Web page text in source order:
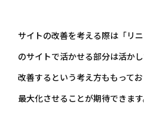
サイトの改善を考える際は「リ
のサイトで活かせる部分は活か
改善するという考え方ももって
最大化させることが期待できます